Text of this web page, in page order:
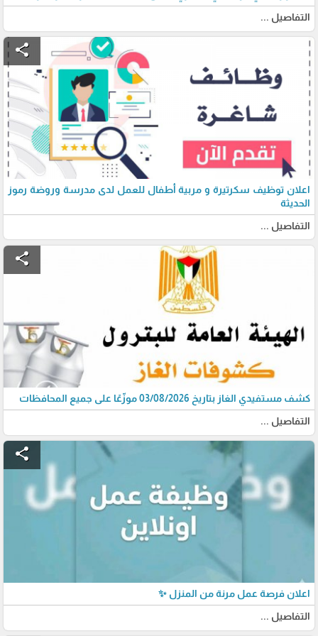
التفاصيل ...
share
اعلان توظيف سكرتيرة و مربية أطفال للعمل لدى مدرسة وروضة رموز
الحديثة
التفاصيل ...
share
كشف مستفيدي الغاز بتاريخ 03/08/2026 موزّعًا على جميع المحافظات
التفاصيل ...
share
اعلان فرصة عمل مرنة من المنزل ✨
التفاصيل ...